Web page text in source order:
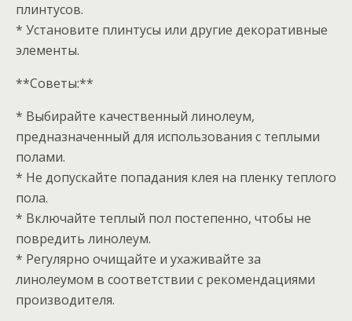
плинтусов.
* Установите плинтусы или другие декоративные
элементы.
**Советы:**
* Выбирайте качественный линолеум,
предназначенный для использования с теплыми
полами.
* Не допускайте попадания клея на пленку теплого
пола.
* Включайте теплый пол постепенно, чтобы не
повредить линолеум.
* Регулярно очищайте и ухаживайте за
линолеумом в соответствии с рекомендациями
производителя.